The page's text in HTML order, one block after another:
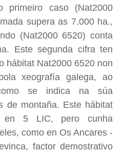
primeiro caso (Nat2000
supera as 7.000 ha.,
(Nat2000 6520) conta
Este segunda cifra ten
hábitat Nat2000 6520 non
xeografía galega, ao
se indica na súa
de montaña. Este hábitat
en 5 LIC, pero cunha
como en Os Ancares -
factor demostrativo